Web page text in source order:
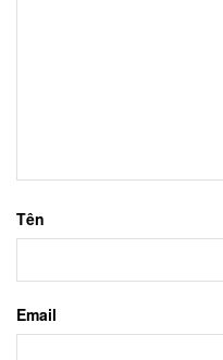
Tên
Email